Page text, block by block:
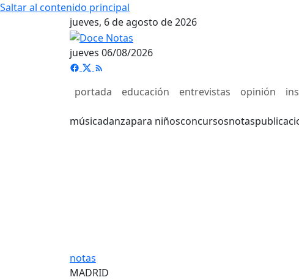
Saltar al contenido principal
jueves, 6 de agosto de 2026
jueves 06/08/2026
portada educación entrevistas opinión
músicadanzapara niñosconcursosnotas
notas
MADRID